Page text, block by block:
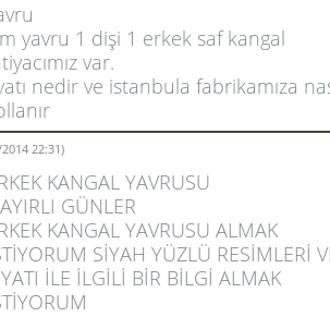
yavru 1 dişi 1 erkek saf kangal
var.
nedir ve istanbula fabrikamıza
22:31)
KANGAL YAVRUSU
GÜNLER
KANGAL YAVRUSU ALMAK
SİYAH YÜZLÜ RESİMLERİ
İLE İLGİLİ BİR BİLGİ ALMAK